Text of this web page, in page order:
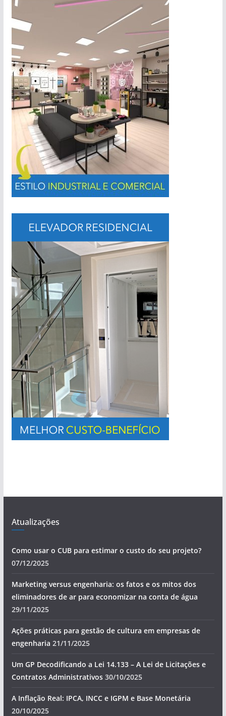
Atualizações
Como usar o CUB para estimar o custo do seu projeto?
07/12/2025
Marketing versus engenharia: os fatos e os mitos dos
eliminadores de ar para economizar na conta de água
29/11/2025
Ações práticas para gestão de cultura em empresas de
engenharia 21/11/2025
Um GP Decodificando a Lei 14.133 – A Lei de Licitações e
Contratos Administrativos 30/10/2025
A Inflação Real: IPCA, INCC e IGPM e Base Monetária
20/10/2025